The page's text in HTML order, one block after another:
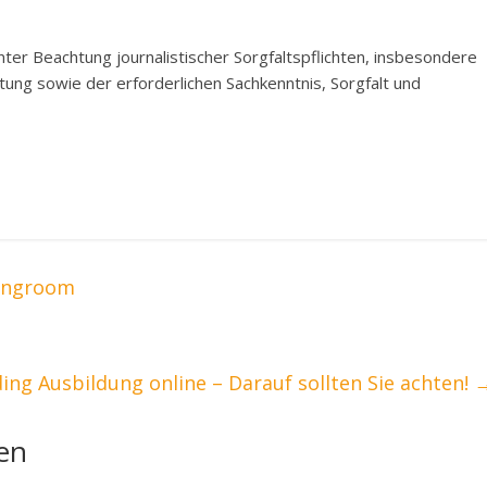
Beachtung journalistischer Sorgfaltspflichten, insbesondere
sowie der erforderlichen Sachkenntnis, Sorgfalt und
Ausbildung online – Darauf sollten Sie achten!